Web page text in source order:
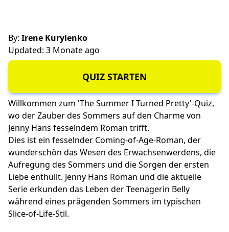
By: Irene Kurylenko
Updated: 3 Monate ago
QUIZ STARTEN
Willkommen zum 'The Summer I Turned Pretty'-Quiz,
wo der Zauber des Sommers auf den Charme von
Jenny Hans fesselndem Roman trifft.
Dies ist ein fesselnder Coming-of-Age-Roman, der
wunderschön das Wesen des Erwachsenwerdens, die
Aufregung des Sommers und die Sorgen der ersten
Liebe enthüllt. Jenny Hans Roman und die aktuelle
Serie erkunden das Leben der Teenagerin Belly
während eines prägenden Sommers im typischen
Slice-of-Life-Stil.